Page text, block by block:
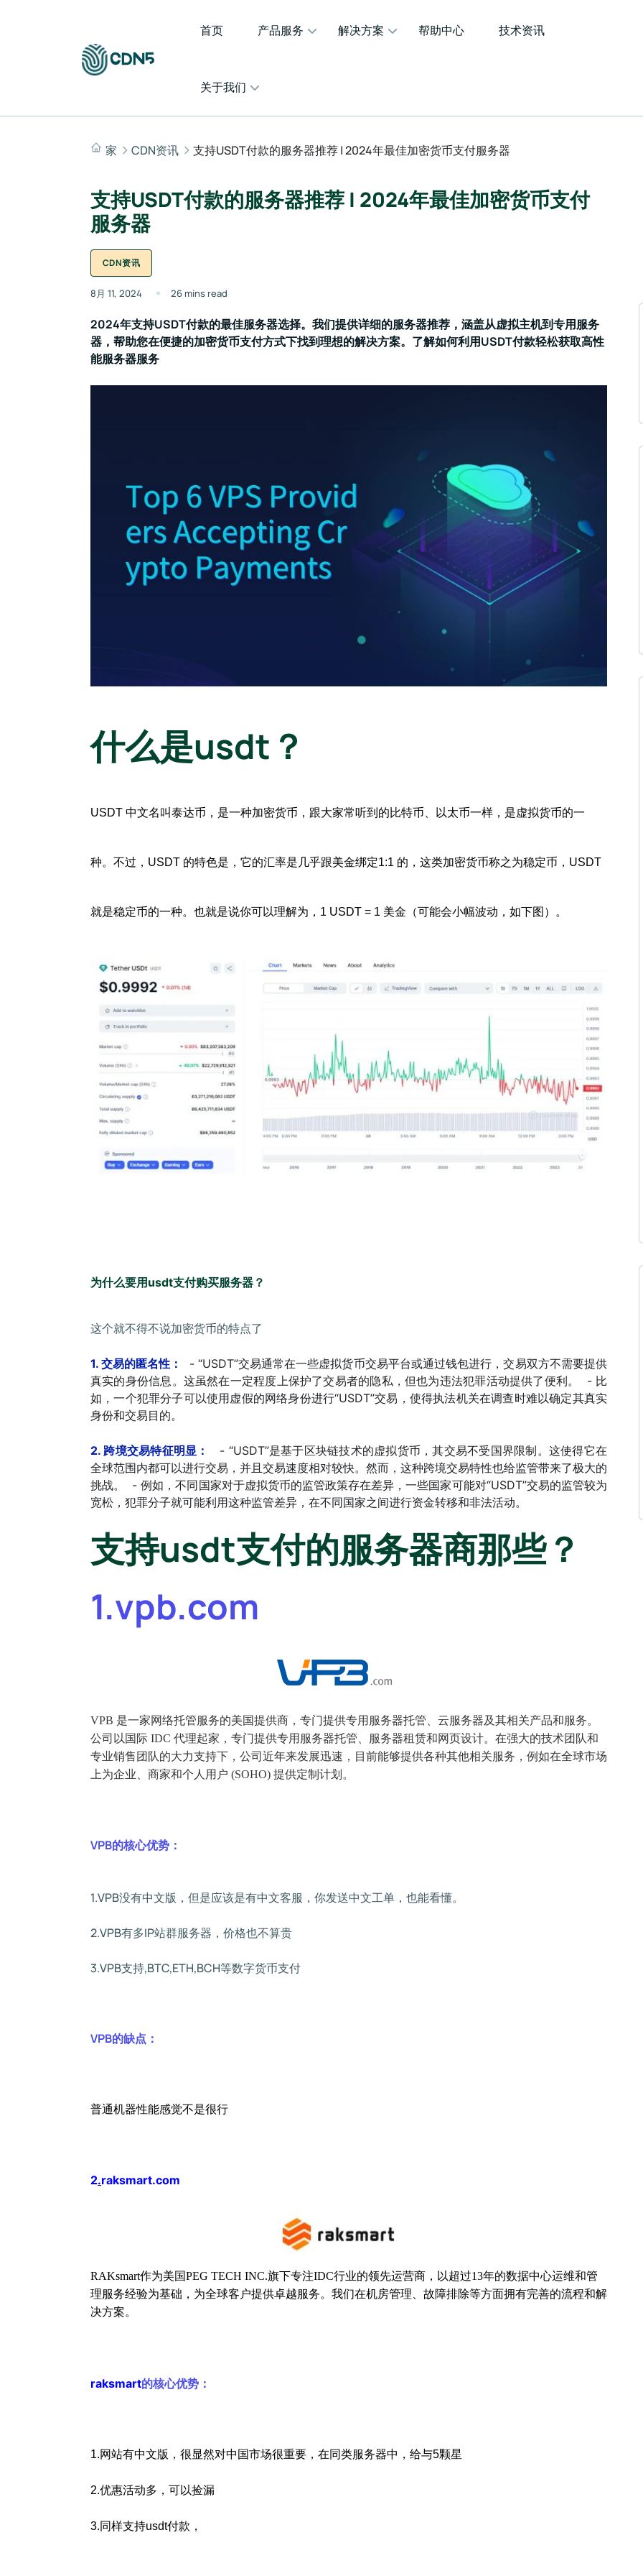
首页 产品服务 解决方案 帮助中心 技术资讯
关于我们
家 CDN资讯 支持USDT付款的服务器推荐 | 2024年最佳加密货币支付服务器
支持USDT付款的服务器推荐 | 2024年最佳加密货币支付
服务器
CDN资讯
8月 11, 2024 26 mins read
2024年支持USDT付款的最佳服务器选择。我们提供详细的服务器推荐，涵盖从虚拟主机到专用服务
器，帮助您在便捷的加密货币支付方式下找到理想的解决方案。了解如何利用USDT付款轻松获取高性
能服务器服务
什么是usdt？
USDT 中文名叫泰达币，是一种加密货币，跟大家常听到的比特币、以太币一样，是虚拟货币的一
种。 不过，USDT 的特色是，它的汇率是几乎跟美金绑定1:1 的，这类加密货币称之为稳定币，USDT
就是稳定币的一种。也就是说你可以理解为，1 USDT = 1 美金（可能会小幅波动，如下图）。
为什么要用usdt支付购买服务器？
这个就不得不说加密货币的特点了
1. 交易的匿名性：
- “USDT”交易通常在一些虚拟货币交易平台或通过钱包进行，交易双方不需要提供
真实的身份信息。这虽然在一定程度上保护了交易者的隐私，但也为违法犯罪活动提供了便利。 - 比
如，一个犯罪分子可以使用虚假的网络身份进行“USDT”交易，使得执法机关在调查时难以确定其真实
身份和交易目的。
2. 跨境交易特征明显：
- “USDT”是基于区块链技术的虚拟货币，其交易不受国界限制。这使得它在
全球范围内都可以进行交易，并且交易速度相对较快。然而，这种跨境交易特性也给监管带来了极大的
挑战。 - 例如，不同国家对于虚拟货币的监管政策存在差异，一些国家可能对“USDT”交易的监管较为
宽松，犯罪分子就可能利用这种监管差异，在不同国家之间进行资金转移和非法活动。
支持usdt支付的服务器商那些？
1.vpb.com
VPB 是一家网络托管服务的美国提供商，专门提供专用服务器托管、云服务器及其相关产品和服务。
公司以国际 IDC 代理起家，专门提供专用服务器托管、服务器租赁和网页设计。在强大的技术团队和
专业销售团队的大力支持下，公司近年来发展迅速，目前能够提供各种其他相关服务，例如在全球市场
上为企业、商家和个人用户 (SOHO) 提供定制计划。
VPB的核心优势：
1.VPB没有中文版，但是应该是有中文客服，你发送中文工单，也能看懂。
2.VPB有多IP站群服务器，价格也不算贵
3.VPB支持,BTC,ETH,BCH等数字货币支付
VPB的缺点：
普通机器性能感觉不是很行
2.raksmart.com
RAKsmart作为美国PEG TECH INC.旗下专注IDC行业的领先运营商，以超过13年的数据中心运维和管
理服务经验为基础，为全球客户提供卓越服务。我们在机房管理、故障排除等方面拥有完善的流程和解
决方案。
raksmart的核心优势：
1.网站有中文版，很显然对中国市场很重要，在同类服务器中，给与5颗星
2.优惠活动多，可以捡漏
3.同样支持usdt付款，